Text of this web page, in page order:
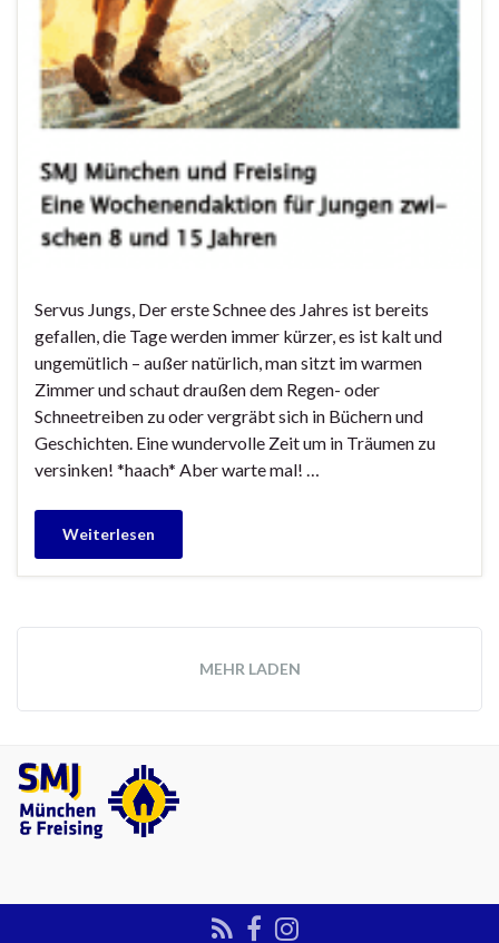
Servus Jungs, Der erste Schnee des Jahres ist bereits
gefallen, die Tage werden immer kürzer, es ist kalt und
ungemütlich – außer natürlich, man sitzt im warmen
Zimmer und schaut draußen dem Regen- oder
Schneetreiben zu oder vergräbt sich in Büchern und
Geschichten. Eine wundervolle Zeit um in Träumen zu
versinken! *haach* Aber warte mal! …
Weiterlesen
MEHR LADEN